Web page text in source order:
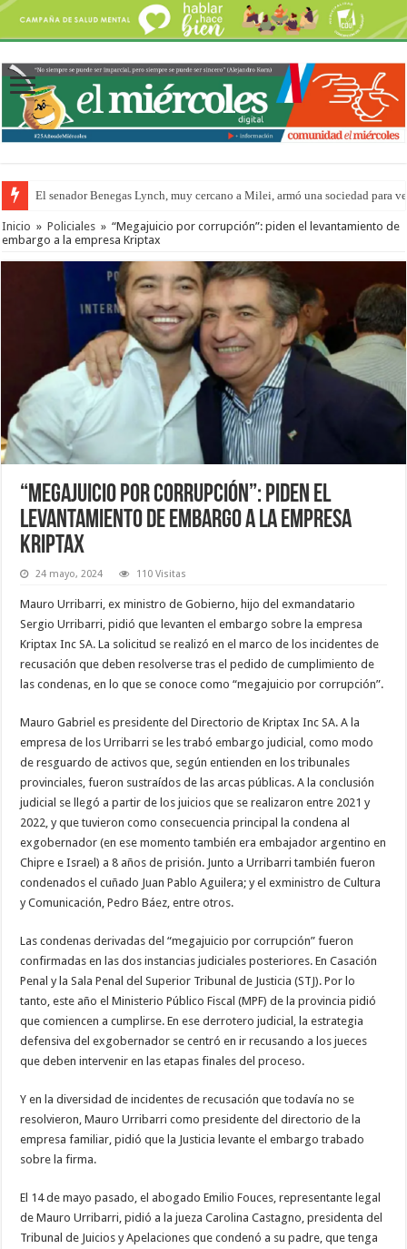
El senador Benegas Lynch, muy cercano a Milei, armó una sociedad para
Inicio » Policiales » “Megajuicio por corrupción”: piden el levantamiento de
embargo a la empresa Kriptax
“Megajuicio por corrupción”: piden el
levantamiento de embargo a la empresa
Kriptax
24 mayo, 2024 110 Visitas
Mauro Urribarri, ex ministro de Gobierno, hijo del exmandatario
Sergio Urribarri, pidió que levanten el embargo sobre la empresa
Kriptax Inc SA. La solicitud se realizó en el marco de los incidentes de
recusación que deben resolverse tras el pedido de cumplimiento de
las condenas, en lo que se conoce como “megajuicio por corrupción”.
Mauro Gabriel es presidente del Directorio de Kriptax Inc SA. A la
empresa de los Urribarri se les trabó embargo judicial, como modo
de resguardo de activos que, según entienden en los tribunales
provinciales, fueron sustraídos de las arcas públicas. A la conclusión
judicial se llegó a partir de los juicios que se realizaron entre 2021 y
2022, y que tuvieron como consecuencia principal la condena al
exgobernador (en ese momento también era embajador argentino en
Chipre e Israel) a 8 años de prisión. Junto a Urribarri también fueron
condenados el cuñado Juan Pablo Aguilera; y el exministro de Cultura
y Comunicación, Pedro Báez, entre otros.
Las condenas derivadas del “megajuicio por corrupción” fueron
confirmadas en las dos instancias judiciales posteriores. En Casación
Penal y la Sala Penal del Superior Tribunal de Justicia (STJ). Por lo
tanto, este año el Ministerio Público Fiscal (MPF) de la provincia pidió
que comiencen a cumplirse. En ese derrotero judicial, la estrategia
defensiva del exgobernador se centró en ir recusando a los jueces
que deben intervenir en las etapas finales del proceso.
Y en la diversidad de incidentes de recusación que todavía no se
resolvieron, Mauro Urribarri como presidente del directorio de la
empresa familiar, pidió que la Justicia levante el embargo trabado
sobre la firma.
El 14 de mayo pasado, el abogado Emilio Fouces, representante legal
de Mauro Urribarri, pidió a la jueza Carolina Castagno, presidenta del
Tribunal de Juicios y Apelaciones que condenó a su padre, que tenga